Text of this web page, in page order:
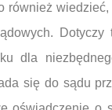
również
dla
się do sądu